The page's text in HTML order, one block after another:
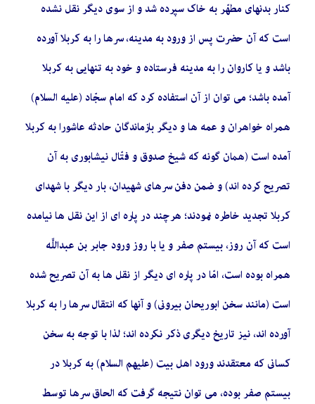
کنار بدن‏هاى مطهّر به خاک سپرده شد و از سوى دیگر نقل نشده
است که آن حضرت پس از ورود به مدینه، سرها را به کربلا آورده
باشد و یا کاروان را به مدینه فرستاده و خود به تنهایى به کربلا
آمده باشد؛ مى‏ توان از آن استفاده کرد که امام سجّاد (علیه السلام)
همراه خواهران و عمه ‏ها و دیگر بازماندگان حادثه عاشورا به کربلا
آمده است (همان گونه که شیخ صدوق و فتّال نیشابورى به آن
تصریح کرده‏ اند) و ضمن دفن سرهاى شهیدان، بار دیگر با شهداى
کربلا تجدید خاطره نمودند؛ هرچند در پاره ‏اى از این نقل‏ ها نیامده
است که آن روز، بیستم صفر و یا با روز ورود جابر بن عبداللَّه
همراه بوده است، امّا در پاره‏ اى دیگر از نقل ‏ها به آن تصریح شده
است (مانند سخن ابوریحان بیرونى) و آنها که انتقال سرها را به کربلا
آورده ‏اند، نیز تاریخ دیگرى ذکر نکرده ‏اند؛ لذا با توجه به سخن
کسانى که معتقدند ورود اهل بیت (علیهم السلام) به کربلا در
بیستم صفر بوده، مى‏ توان نتیجه گرفت که الحاق سرها توسط